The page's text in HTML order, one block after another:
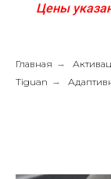
Цены
Главная →
Tiguan →